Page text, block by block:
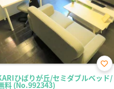
ひばりが丘/セミダブルベッド/
料 (No.992343)
お気
に入